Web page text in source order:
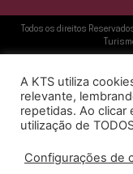
Todos os direitos
A KTS utiliza
relevante,
repetidas. Ao clicar
utilização de
Configurações de